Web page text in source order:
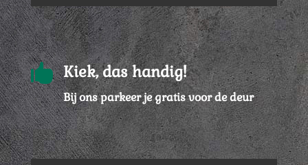
 Kiek, das handig!
Bij ons parkeer je gratis voor de deur